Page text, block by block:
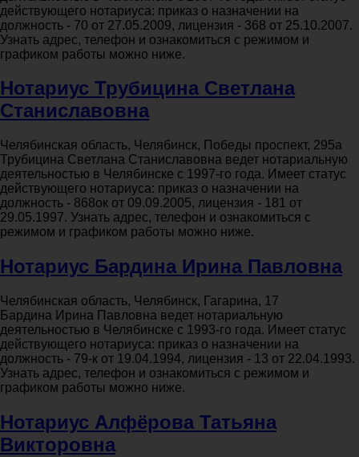
действующего нотариуса: приказ о назначении на
должность - 70 от 27.05.2009, лицензия - 368 от 25.10.2007.
Узнать адрес, телефон и ознакомиться с режимом и
графиком работы можно ниже.
Нотариус Трубицина Светлана
Станиславовна
Челябинская область, Челябинск, Победы проспект, 295а
Трубицина Светлана Станиславовна ведет нотариальную
деятельностью в Челябинске с 1997-го года. Имеет статус
действующего нотариуса: приказ о назначении на
должность - 868ок от 09.09.2005, лицензия - 181 от
29.05.1997. Узнать адрес, телефон и ознакомиться с
режимом и графиком работы можно ниже.
Нотариус Бардина Ирина Павловна
Челябинская область, Челябинск, Гагарина, 17
Бардина Ирина Павловна ведет нотариальную
деятельностью в Челябинске с 1993-го года. Имеет статус
действующего нотариуса: приказ о назначении на
должность - 79-к от 19.04.1994, лицензия - 13 от 22.04.1993.
Узнать адрес, телефон и ознакомиться с режимом и
графиком работы можно ниже.
Нотариус Алфёрова Татьяна
Викторовна